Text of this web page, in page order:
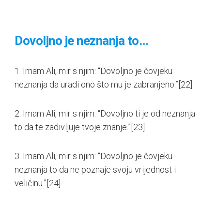
Dovoljno je neznanja to…
1. Imam Ali, mir s njim: “Dovoljno je čovjeku
neznanja da uradi ono što mu je zabranjeno.”[22]
2. Imam Ali, mir s njim: “Dovoljno ti je od neznanja
to da te zadivljuje tvoje znanje.”[23]
3. Imam Ali, mir s njim: “Dovoljno je čovjeku
neznanja to da ne poznaje svoju vrijednost i
veličinu.”[24]